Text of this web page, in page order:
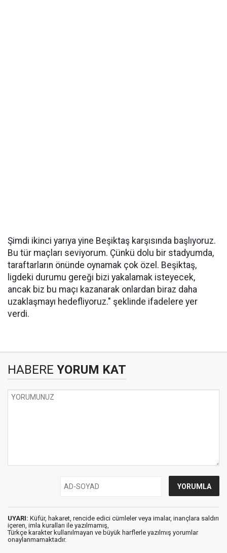
Şimdi ikinci yarıya yine Beşiktaş karşısında başlıyoruz.
Bu tür maçları seviyorum. Çünkü dolu bir stadyumda,
taraftarların önünde oynamak çok özel. Beşiktaş,
ligdeki durumu gereği bizi yakalamak isteyecek,
ancak biz bu maçı kazanarak onlardan biraz daha
uzaklaşmayı hedefliyoruz." şeklinde ifadelere yer
verdi.
HABERE YORUM KAT
UYARI: Küfür, hakaret, rencide edici cümleler veya imalar, inançlara saldırı
içeren, imla kuralları ile yazılmamış,
Türkçe karakter kullanılmayan ve büyük harflerle yazılmış yorumlar
onaylanmamaktadır.